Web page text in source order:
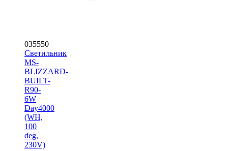
035550
Светильник
MS-
BLIZZARD-
BUILT-
R90-
6W
Day4000
(WH,
100
deg,
230V)